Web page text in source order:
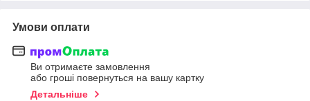
Умови оплати
Ви отримаєте замовлення
або гроші повернуться на вашу картку
Детальніше